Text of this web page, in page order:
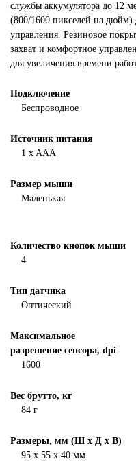
службы аккумулятора до 12
(800/1600 пикселей на дюйм)
управления. Резиновое
захват и комфортное
для увеличения времени
Подключение
Беспроводное
Источник питания
1 x AAA
Размер мыши
Маленькая
Количество кнопок мыши
4
Тип датчика
Оптический
Максимальное
разрешение сенсора, dpi
1600
Вес брутто, кг
84 г
Размеры, мм (Ш х Д х В)
95 х 55 х 40 мм